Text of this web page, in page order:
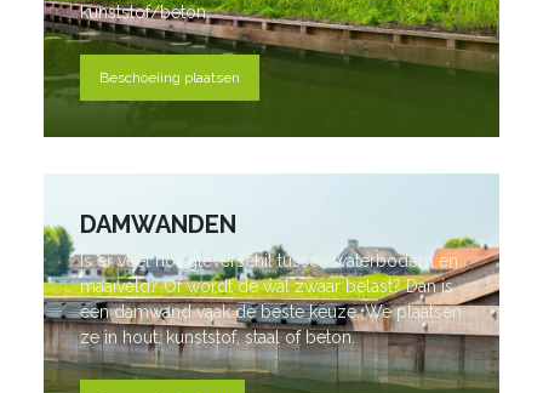
kunststof/beton.
Beschoeiing plaatsen
DAMWANDEN
Is er veel hoogteverschil tussen waterbodem en
maaiveld? Of wordt de wal zwaar belast? Dan is
een damwand vaak de beste keuze. We plaatsen
ze in hout, kunststof, staal of beton.